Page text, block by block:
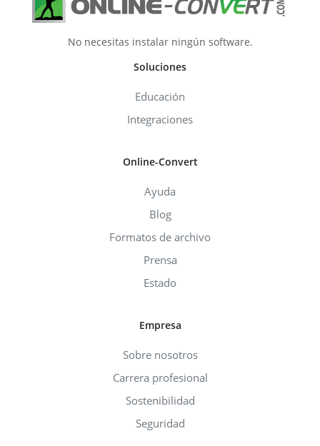
No necesitas instalar ningún software.
Soluciones
Educación
Integraciones
Online-Convert
Ayuda
Blog
Formatos de archivo
Prensa
Estado
Empresa
Sobre nosotros
Carrera profesional
Sostenibilidad
Seguridad